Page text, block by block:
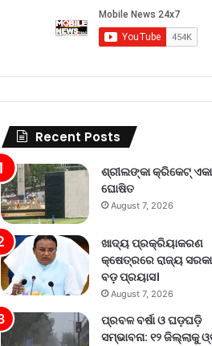
Recent Posts
ଶ୍ରୀଲଙ୍କା କ୍ରିକେଟ୍‌
ଘୋଷିତ
August 7, 2026
ଖାଦ୍ୟ ପ୍ରକ୍ରିୟାକରଣ
କ୍ଷେତ୍ରରେ ରାଜ୍ୟ
ବଡ଼ ପ୍ରୟାସ।
August 7, 2026
ପ୍ରବଳ ବର୍ଷା ଓ ଘଡ଼ଘଡ଼ି
ସମ୍ଭାବନା: ୧୨ ଜିଲ୍ଲାକୁ